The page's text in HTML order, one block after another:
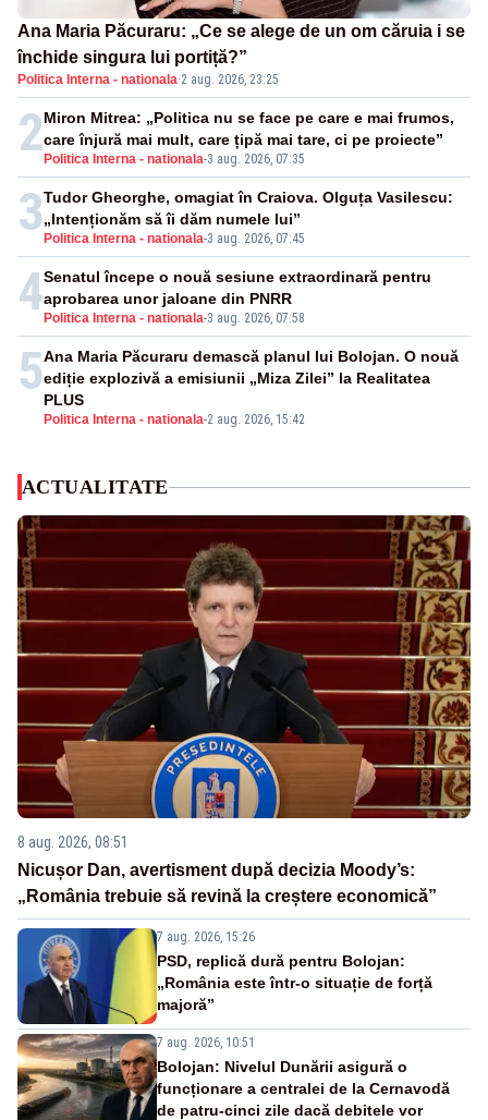
Ana Maria Păcuraru: „Ce se alege de un om căruia i se
închide singura lui portiță?”
Politica Interna - nationala·2 aug. 2026, 23:25
2 Politica Interna - nationala-3 aug. 2026, 07:35
Miron Mitrea: „Politica nu se face pe care e mai frumos,
care înjură mai mult, care țipă mai tare, ci pe proiecte”
3 Politica Interna - nationala-3 aug. 2026, 07:45
Tudor Gheorghe, omagiat în Craiova. Olguța Vasilescu:
„Intenționăm să îi dăm numele lui”
4 Politica Interna - nationala-3 aug. 2026, 07:58
Senatul începe o nouă sesiune extraordinară pentru
aprobarea unor jaloane din PNRR
5
Politica Interna - nationala-2 aug. 2026, 15:42
Ana Maria Păcuraru demască planul lui Bolojan. O nouă
ediție explozivă a emisiunii „Miza Zilei” la Realitatea
PLUS
ACTUALITATE
8 aug. 2026, 08:51
Nicușor Dan, avertisment după decizia Moody’s:
„România trebuie să revină la creștere economică”
7 aug. 2026, 15:26
PSD, replică dură pentru Bolojan:
„România este într-o situație de forță
majoră”
7 aug. 2026, 10:51
Bolojan: Nivelul Dunării asigură o
funcționare a centralei de la Cernavodă
de patru-cinci zile dacă debitele vor